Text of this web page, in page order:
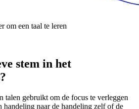
om een taal te leren
stem in het
talen gebruikt om de focus te verleggen
handeling naar de handeling zelf of de